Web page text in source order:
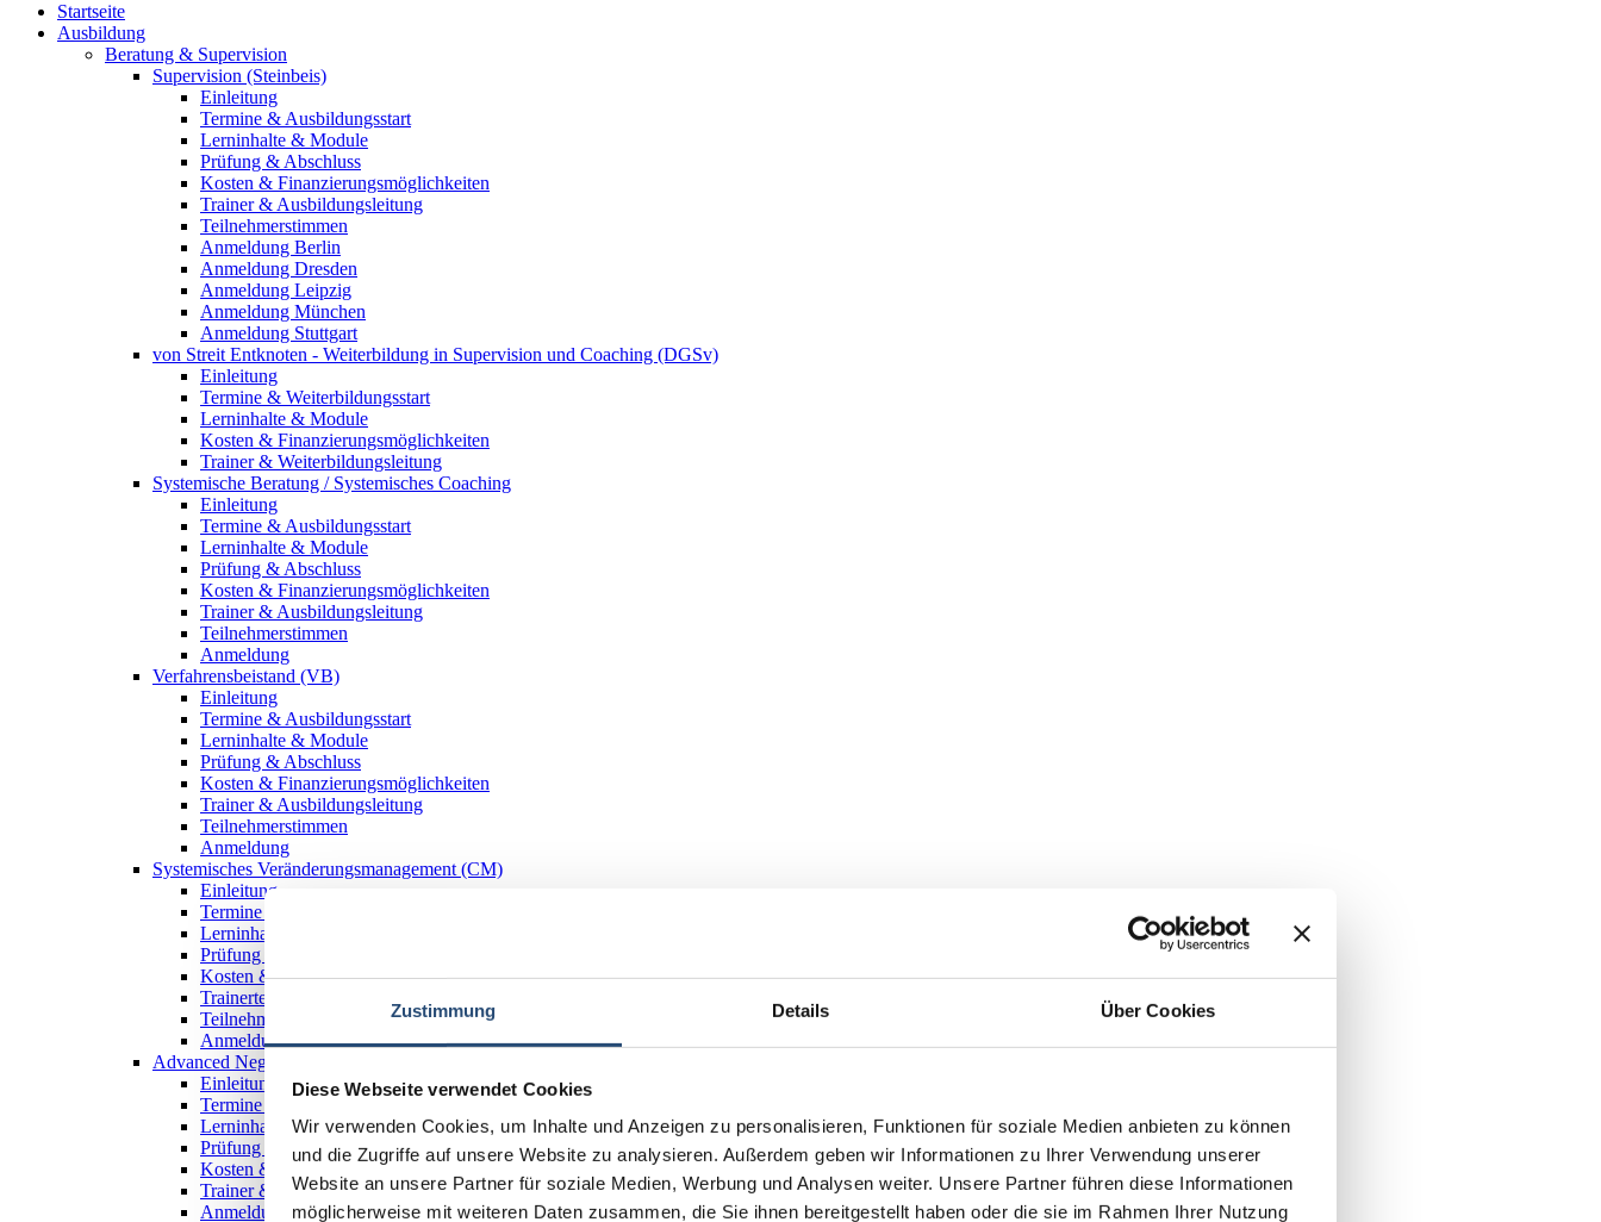
Zustimmung Details Über Cookies
Diese Webseite verwendet Cookies
Wir verwenden Cookies, um Inhalte und Anzeigen zu personalisieren, Funktionen für soziale Medien anbieten zu können
und die Zugriffe auf unsere Website zu analysieren. Außerdem geben wir Informationen zu Ihrer Verwendung unserer
Website an unsere Partner für soziale Medien, Werbung und Analysen weiter. Unsere Partner führen diese Informationen
möglicherweise mit weiteren Daten zusammen, die Sie ihnen bereitgestellt haben oder die sie im Rahmen Ihrer Nutzung
Startseite
Ausbildung
Beratung & Supervision
Supervision (Steinbeis)
Einleitung
Termine & Ausbildungsstart
Lerninhalte & Module
Prüfung & Abschluss
Kosten & Finanzierungsmöglichkeiten
Trainer & Ausbildungsleitung
Teilnehmerstimmen
Anmeldung Berlin
Anmeldung Dresden
Anmeldung Leipzig
Anmeldung München
Anmeldung Stuttgart
von Streit Entknoten - Weiterbildung in Supervision und Coaching (DGSv)
Einleitung
Termine & Weiterbildungsstart
Lerninhalte & Module
Kosten & Finanzierungsmöglichkeiten
Trainer & Weiterbildungsleitung
Systemische Beratung / Systemisches Coaching
Einleitung
Termine & Ausbildungsstart
Lerninhalte & Module
Prüfung & Abschluss
Kosten & Finanzierungsmöglichkeiten
Trainer & Ausbildungsleitung
Teilnehmerstimmen
Anmeldung
Verfahrensbeistand (VB)
Einleitung
Termine & Ausbildungsstart
Lerninhalte & Module
Prüfung & Abschluss
Kosten & Finanzierungsmöglichkeiten
Trainer & Ausbildungsleitung
Teilnehmerstimmen
Anmeldung
Systemisches Veränderungsmanagement (CM)
Einleitung
Termine & Ausbildungsstart
Lerninhalte & Module
Prüfung & Abschluss
Kosten & Finanzierungsmöglichkeiten
Trainerteam
Teilnehmerstimmen
Anmeldung
Advanced Negotiation - Verhandeln lernen
Einleitung
Termine & Ausbildungsstart
Lerninhalte & Module
Prüfung & Abschluss
Kosten & Finanzierungsmöglichkeiten
Trainer & Ausbildungsleitung
Anmeldung